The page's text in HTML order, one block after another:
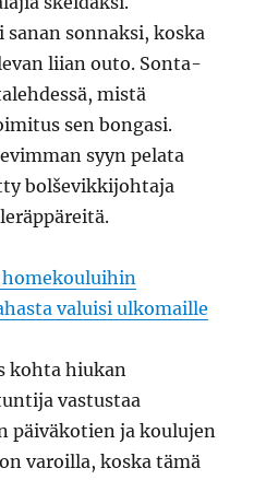
sonnaksi, koska
liian outo. Sonta-
mistä
sen bongasi.
syyn pelata
bolševikkijohtaja
homekouluihin
valuisi ulkomaille
kohta hiukan
vastustaa
päiväkotien ja koulujen
varoilla, koska tämä